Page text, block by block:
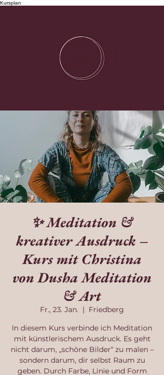
Kursplan
✨ Meditation &
kreativer Ausdruck –
Kurs mit Christina
von Dusha Meditation
& Art
Fr., 23. Jan.
  |
Friedberg
In diesem Kurs verbinde ich Meditation
mit künstlerischem Ausdruck. Es geht
nicht darum, „schöne Bilder“ zu malen –
sondern darum, dir selbst Raum zu
geben. Durch Farbe, Linie und Form